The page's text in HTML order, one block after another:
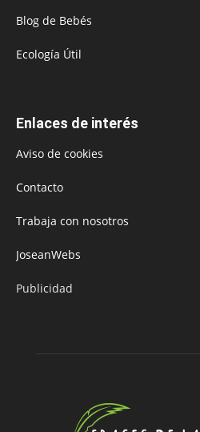
Blog de Bebés
Ecología Útil
Enlaces de interés
Aviso de cookies
Contacto
Trabaja con nosotros
JoseanWebs
Publicidad